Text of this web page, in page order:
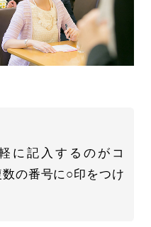
に記入するのがコ
の番号に○印をつけ